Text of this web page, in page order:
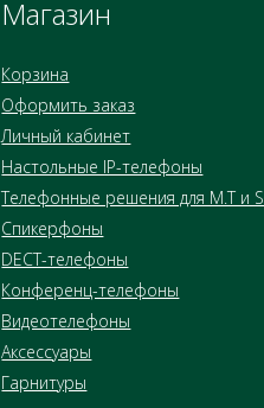
Магазин
Корзина
Оформить заказ
Личный кабинет
Настольные IP-телефоны
Телефонные решения для M.T и S
Спикерфоны
DECT-телефоны
Конференц-телефоны
Видеотелефоны
Аксессуары
Гарнитуры